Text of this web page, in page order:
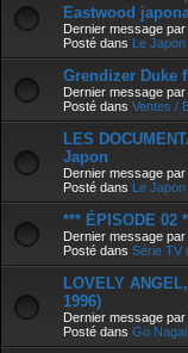
Eastwood
Dernier message par
Posté dans Le Japon
Grendizer Duke
Dernier message par
Posté dans Ventes /
LES
Japon
Dernier message par
Posté dans Le Japon
*** ÉPISODE 02
Dernier message par
Posté dans Série TV
LOVELY
1996)
Dernier message par
Posté dans Go